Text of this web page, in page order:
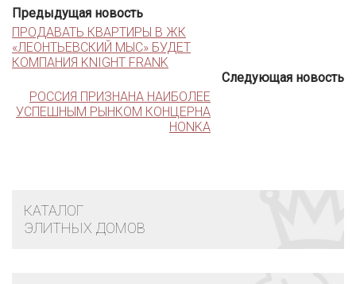
Предыдущая новость
ПРОДАВАТЬ КВАРТИРЫ В ЖК
«ЛЕОНТЬЕВСКИЙ МЫС» БУДЕТ
КОМПАНИЯ KNIGHT FRANK
Следующая новость
РОССИЯ ПРИЗНАНА НАИБОЛЕЕ
УСПЕШНЫМ РЫНКОМ КОНЦЕРНА
HONKA
КАТАЛОГ
ЭЛИТНЫХ ДОМОВ